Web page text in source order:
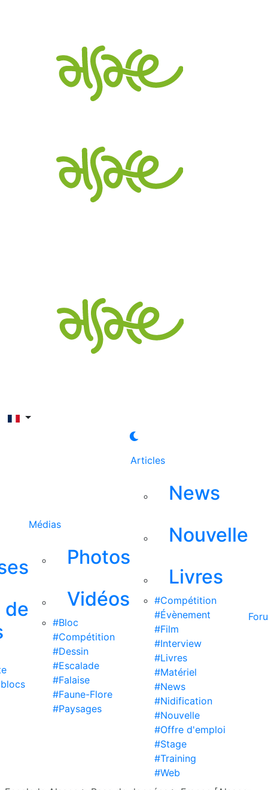
de
Médias
Photos
Vidéos
#Bloc
#Compétition
#Dessin
#Escalade
#Falaise
#Faune-Flore
#Paysages
Articles
News
Nouvelle
Livres
#Compétition
#Évènement
#Film
#Interview
#Livres
#Matériel
#News
#Nidification
#Nouvelle
#Offre d'emploi
#Stage
#Training
#Web